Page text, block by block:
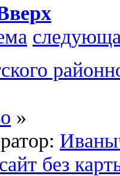
»
без